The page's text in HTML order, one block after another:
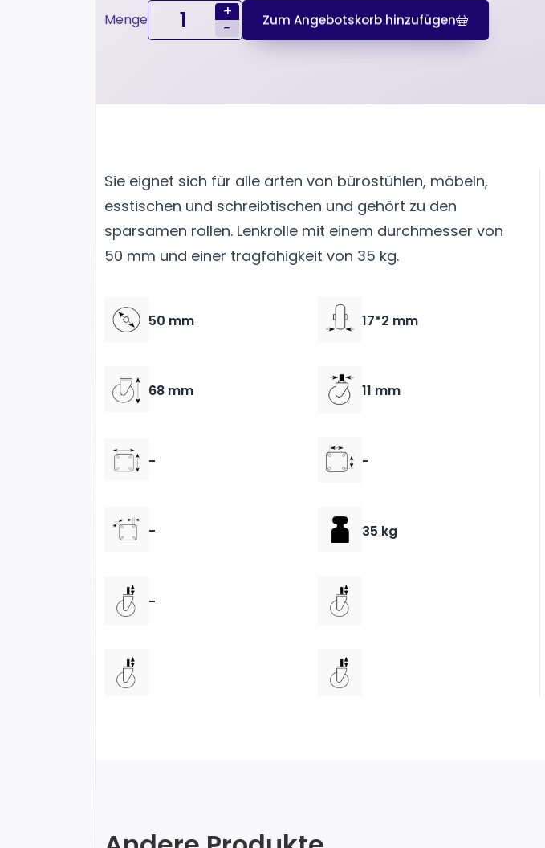
Menge
+
-
Zum Angebotskorb hinzufügen
Sie eignet sich für alle arten von bürostühlen, möbeln,
esstischen und schreibtischen und gehört zu den
sparsamen rollen. Lenkrolle mit einem durchmesser von
50 mm und einer tragfähigkeit von 35 kg.
50 mm 17*2 mm
68 mm 11 mm
- -
- 35 kg
-